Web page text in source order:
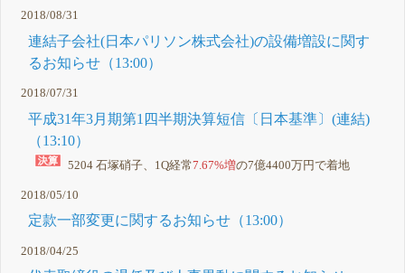
2018/08/31
連結子会社(日本パリソン株式会社)の設備増設に関す
るお知らせ（13:00）
2018/07/31
平成31年3月期第1四半期決算短信〔日本基準〕(連結)
（13:10）
5204 石塚硝子、1Q経常7.67%増の7億4400万円で着地
2018/05/10
定款一部変更に関するお知らせ（13:00）
2018/04/25